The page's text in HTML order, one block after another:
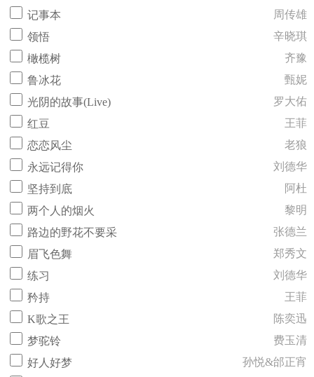
记事本
周传雄
领悟
辛晓琪
橄榄树
齐豫
鲁冰花
甄妮
光阴的故事(Live)
罗大佑
红豆
王菲
恋恋风尘
老狼
永远记得你
刘德华
坚持到底
阿杜
两个人的烟火
黎明
路边的野花不要采
张德兰
眉飞色舞
郑秀文
练习
刘德华
矜持
王菲
K歌之王
陈奕迅
梦驼铃
费玉清
好人好梦
孙悦&邰正宵